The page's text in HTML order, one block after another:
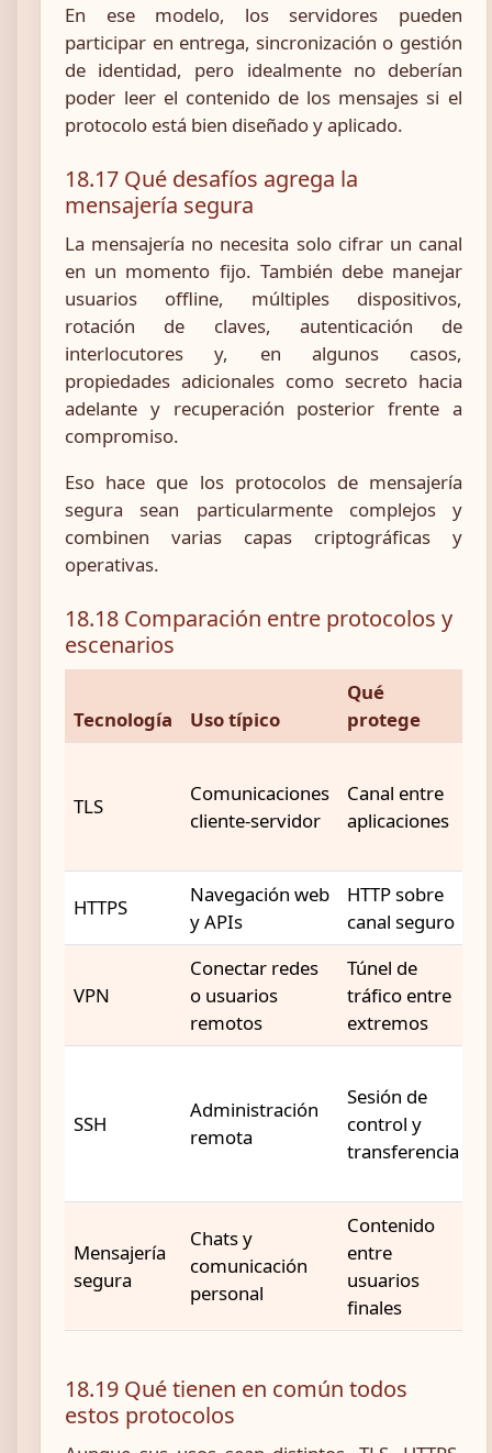
En ese modelo, los servidores pueden
participar en entrega, sincronización o gestión
de identidad, pero idealmente no deberían
poder leer el contenido de los mensajes si el
protocolo está bien diseñado y aplicado.
18.17 Qué desafíos agrega la
mensajería segura
La mensajería no necesita solo cifrar un canal
en un momento fijo. También debe manejar
usuarios offline, múltiples dispositivos,
rotación de claves, autenticación de
interlocutores y, en algunos casos,
propiedades adicionales como secreto hacia
adelante y recuperación posterior frente a
compromiso.
Eso hace que los protocolos de mensajería
segura sean particularmente complejos y
combinen varias capas criptográficas y
operativas.
18.18 Comparación entre protocolos y
escenarios
Tecnología Uso típico
Qué
protege
TLS
Comunicaciones
cliente-servidor
Canal entre
aplicaciones
HTTPS
Navegación web
y APIs
HTTP sobre
canal seguro
VPN
Conectar redes
o usuarios
remotos
Túnel de
tráfico entre
extremos
SSH
Administración
remota
Sesión de
control y
transferencia
Mensajería
segura
Chats y
comunicación
personal
Contenido
entre
usuarios
finales
18.19 Qué tienen en común todos
estos protocolos